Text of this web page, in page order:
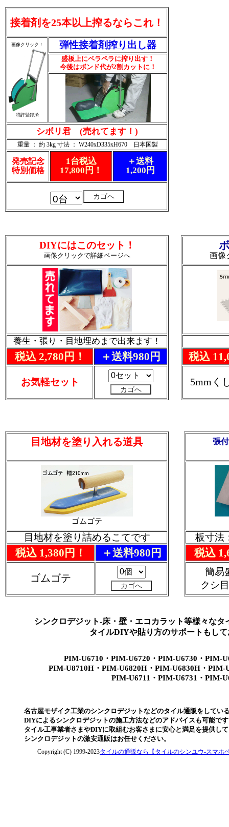
PIM-U6710・PIM-U6720・PIM-U6730・PIM-
PIM-U8710H・PIM-U6820H・PIM-U6830H・PIM-
PIM-U6711・PIM-U6731・PIM-
接着剤を25本以上搾るならこれ！
画像クリック！
特許登録済
弾性接着剤搾り出し器
盛板上にペラペラに搾り出す！
今後はボンド代が2割カットに！
シボリ君 (売れてます！)
重量 ： 約 3kg 寸法 ： W240xD335xH670 日本国製
発売記念
特別価格
1台税込
17,800円！
＋送料
1,200円
目地材を塗り入れる道具
ゴムゴテ
目地材を塗り詰めるこてです
税込 1,380円！ ＋送料980円
ゴムゴテ
張
板寸法
税込
簡易
クシ
名古屋モザイク工業のシンクロデジットなどのタイル通販をしてい
DIYによるシンクロデジットの施工方法などのアドバイスも可能で
タイル工事業者さまやDIYに取組むお客さまに安心と満足を提供し
シンクロデジットの激安通販はお任せください。
Copyright (C) 1999-2023タイルの通販なら【タイルのシンユウ-スマホ
画像
税込
5mmく
DIYにはこのセット！
画像クリックで詳細ページへ
養生・張り・目地埋めまで出来ます！
税込 2,780円！ ＋送料980円
お気軽セット
シンクロデジット-床・壁・エコカラット等様々なタ
タイルDIYや貼り方のサポートもし